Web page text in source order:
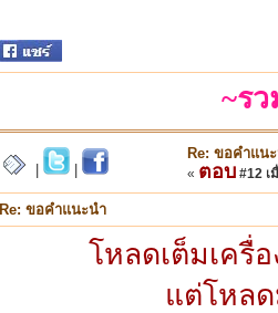
~ร
Re: ขอคำแน
« ตอบ #12 เ
Re: ขอคำแนะนำ
โหลดเต็มเครื่
แต่โหล